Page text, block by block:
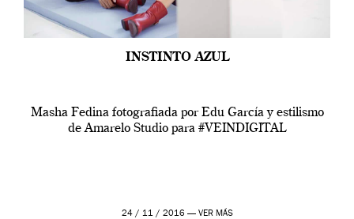
INSTINTO AZUL
Masha Fedina fotografiada por Edu García y estilismo
de Amarelo Studio para #VEINDIGITAL
24 / 11 / 2016 — VER MÁS